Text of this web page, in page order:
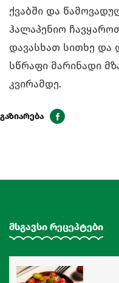
ქვაბში და
ჰალაპენიო
დავასხათ სითხე
სწრაფი მარინადი
კვირამდე.
გაზიარება
მსგავსი რეცეპტები